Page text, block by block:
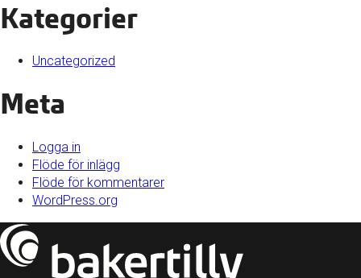
Kategorier
Uncategorized
Meta
Logga in
Flöde för inlägg
Flöde för kommentarer
WordPress.org